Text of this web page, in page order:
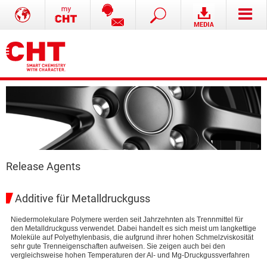
Release Agents
Additive für Metalldruckguss
Niedermolekulare Polymere werden seit Jahrzehnten als Trennmittel für
den Metalldruckguss verwendet. Dabei handelt es sich meist um langkettige
Moleküle auf Polyethylenbasis, die aufgrund ihrer hohen Schmelzviskosität
sehr gute Trenneigenschaften aufweisen. Sie zeigen auch bei den
vergleichsweise hohen Temperaturen der Al- und Mg-Druckgussverfahren